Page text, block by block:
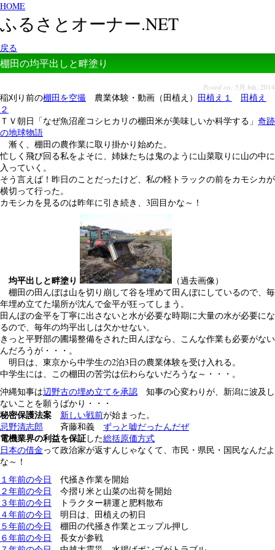
HOME
ふるさとオーナー.NET
戻る
棚田の均平出しと畔塗り
Posted on: 5月 8th, 2014
稲刈り前の棚田を空撮 農業体験・動画（田植え） 田植え１
田植え
２
ＴＶ朝日「なぜ魚沼産コシヒカリの棚田米が美味しいか科学する」 奇跡
の地球物語
漸く、棚田の農作業に取り掛かり始めた。
忙しく飛び回る私をよそに、姉妹たちは鬼のように山菜取りに山の中に
入っていく。
そう言えば！昨日のことだったけど、私の軽トラックの前をカモシカが
横切って行った。
カモシカを見るのは昨年に引き続き、3回目かな～！
均平出しと畔塗り
（過去画像）
棚田の田んぼは山を切り崩して谷を埋めて田んぼにしているので、毎
年埋め立てた場所が沈んで金平が狂ってしまう。
田んぼの金平を丁寧に出さないと水が必要な時期に大量の水が必要にな
るので、毎年の均平出しは欠かせない。
きっと平野部の圃場整備をされた田んぼなら、こんな作業も必要がない
んだろうが・・・。
明日は、東京から中学生の2泊3日の農業体験を受け入れる。
中学生には、この棚田の苦労は伝わらないだろうな～・・・。
沖縄知事は辺野古の埋め立てを承認 知事の心変わりが、新潟に波及し
ないことを願うばかり・・・
秘密保護法案 新しい戦前が始まった。
忌野清志郎 斉藤和義 ずっと嘘だったんだぜ
電機業界の利益を保証した総括原価方式
日本の借金って政治家が返すんじゃなくて、市民・県民・国民なんだよ
な～！
１年前の今日
代掻き作業を開始
２年前の今日
今摺り米と山菜の出荷を開始
３年前の今日
トラクター耕運と肥料散布
４年前の今日
明日は、田植えの初日
５年前の今日
棚田の代掻き作業とエップル押し
６年前の今日
長女が参戦